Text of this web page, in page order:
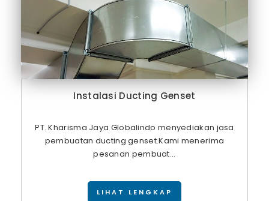
Instalasi Ducting Genset
PT. Kharisma Jaya Globalindo menyediakan jasa
pembuatan ducting genset.Kami menerima
pesanan pembuat...
LIHAT LENGKAP